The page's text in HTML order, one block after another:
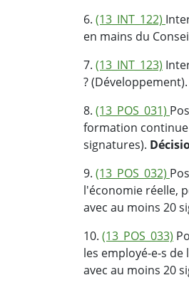
6. (13_INT_122)
en mains du
7. (13_INT_123)
? (Développement).
8. (13_POS_031)
formation continue
signatures).
9. (13_POS_032)
l'économie réelle,
avec au moins 20
10. (13_POS_033)
les employé-e-s
avec au moins 20